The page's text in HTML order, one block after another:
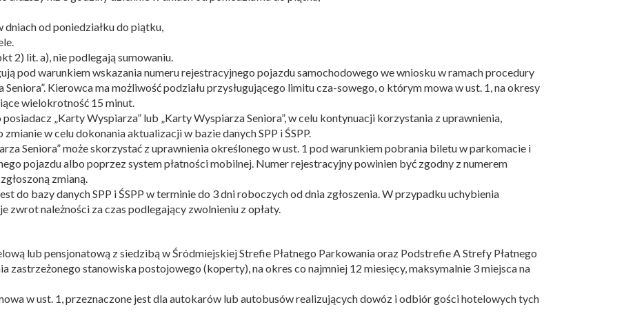
dniach od poniedziałku do piątku,
2) lit. a), nie podlegają sumowaniu.
pod warunkiem wskazania numeru rejestracyjnego pojazdu samochodowego we wniosku w ramach procedury
Kierowca ma możliwość podziału przysługującego limitu cza-sowego, o którym mowa w ust. 1, na okresy
wielokrotność 15 minut.
„Karty Wyspiarza” lub „Karty Wyspiarza Seniora”, w celu kontynuacji korzystania z uprawnienia,
w celu dokonania aktualizacji w bazie danych SPP i ŚSPP.
Seniora” może skorzystać z uprawnienia określonego w ust. 1 pod warunkiem pobrania biletu w parkomacie i
pojazdu albo poprzez system płatności mobilnej. Numer rejestracyjny powinien być zgodny z numerem
zmianą.
do bazy danych SPP i ŚSPP w terminie do 3 dni roboczych od dnia zgłoszenia. W przypadku uchybienia
zwrot należności za czas podlegający zwolnieniu z opłaty.
lub pensjonatową z siedzibą w Śródmiejskiej Strefie Płatnego Parkowania oraz Podstrefie A Strefy Płatnego
zastrzeżonego stanowiska postojowego (koperty), na okres co najmniej 12 miesięcy, maksymalnie 3 miejsca na
w ust. 1, przeznaczone jest dla autokarów lub autobusów realizujących dowóz i odbiór gości hotelowych tych